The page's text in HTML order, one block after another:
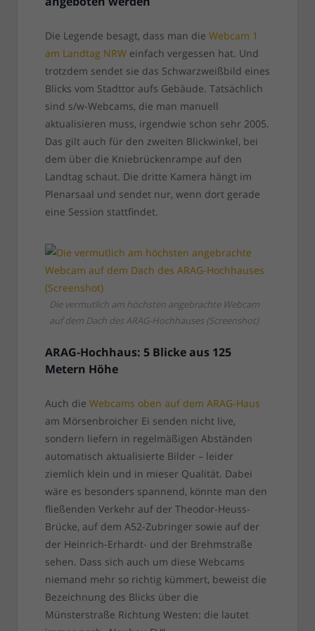
Die Legende besagt, dass man die Webcam 1
am Landtag NRWeinfach vergessen hat. Und
trotzdem sendet sie das Schwarzweißbild eines
Blicks vom Stadttor aufs Gebäude. Tatsächlich
sind s/w-Webcams, die man manuell
aktualisieren muss, irgendwie schon sehr 2005.
Das gilt auch für den zweiten Blickwinkel, bei
dem über die Kniebrückenrampe auf den
Landtag schaut. Die dritte Kamera hängt im
Plenarsaal und sendet nur, wenn dort gerade
eine Session stattfindet.
Die vermutlich am höchsten angebrachte Webcam
auf dem Dach des ARAG-Hochhauses (Screenshot)
ARAG-Hochhaus: 5 Blicke aus 125
Metern Höhe
Auch die Webcams oben auf dem ARAG-Haus
am Mörsenbroicher Ei senden nicht live,
sondern liefern in regelmäßigen Abständen
automatisch aktualisierte Bilder – leider
ziemlich klein und in mieser Qualität. Dabei
wäre es besonders spannend, könnte man den
fließenden Verkehr auf der Theodor-Heuss-
Brücke, auf dem A52-Zubringer sowie auf der
der Heinrich-Erhardt- und der Brehmstraße
sehen. Dass sich auch um diese Webcams
niemand mehr so richtig kümmert, beweist die
Bezeichnung des Blicks über die
Münsterstraße Richtung Westen: die lautet